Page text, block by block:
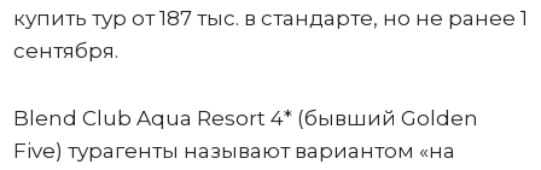
купить тур от 187 тыс. в стандарте, но не ранее 1
сентября.
Blend Club Aqua Resort 4* (бывший Golden
Five) турагенты называют вариантом «на